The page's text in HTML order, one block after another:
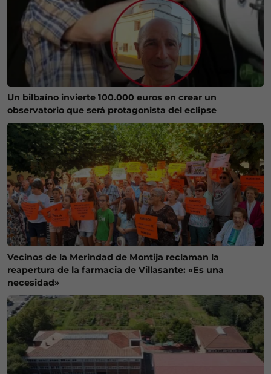
Un bilbaíno invierte 100.000 euros en crear un
observatorio que será protagonista del eclipse
Vecinos de la Merindad de Montija reclaman la
reapertura de la farmacia de Villasante: «Es una
necesidad»